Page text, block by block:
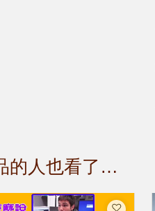
的人也看了…